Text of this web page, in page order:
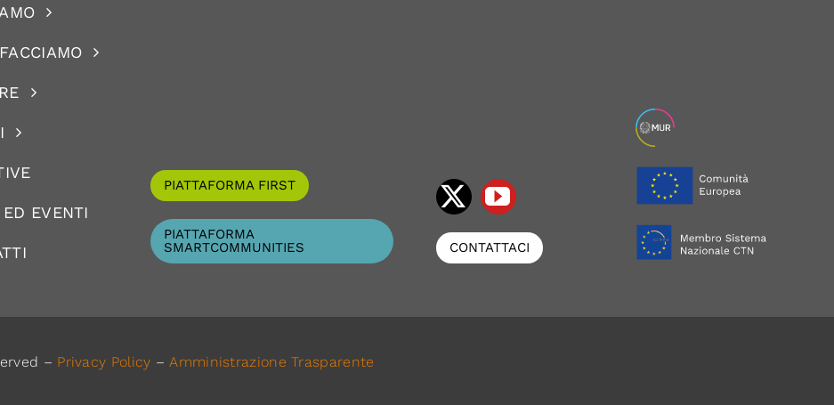
EVENTI
PIATTAFORMA FIRST
PIATTAFORMA
SMARTCOMMUNITIES
CONTATTACI
– Privacy Policy –Amministrazione Trasparente